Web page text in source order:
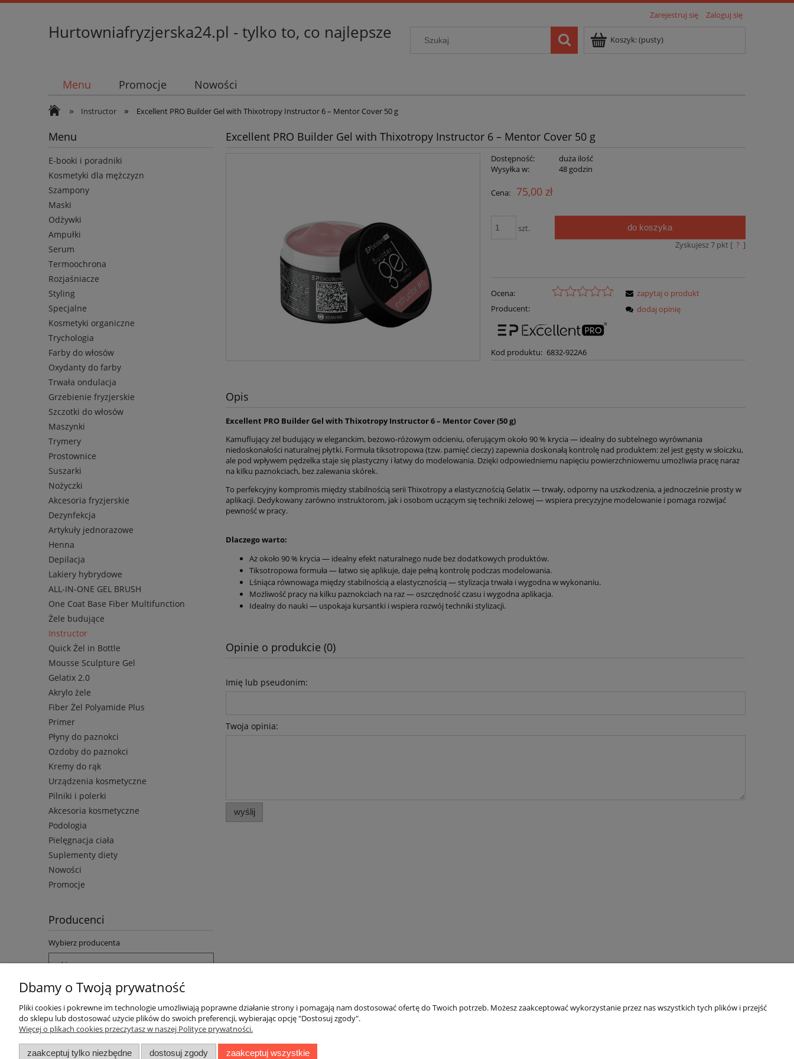
Zarejestruj się Zaloguj się
Hurtowniafryzjerska24.pl - tylko to, co najlepsze Koszyk:(pusty)
Menu Promocje Nowości
» Instructor » Excellent PRO Builder Gel with Thixotropy Instructor 6 – Mentor Cover 50 g
Menu
E-booki i poradniki
Kosmetyki dla mężczyzn
Szampony
Maski
Odżywki
Ampułki
Serum
Termoochrona
Rozjaśniacze
Styling
Specjalne
Kosmetyki organiczne
Trychologia
Farby do włosów
Oxydanty do farby
Trwała ondulacja
Grzebienie fryzjerskie
Szczotki do włosów
Maszynki
Trymery
Prostownice
Suszarki
Nożyczki
Akcesoria fryzjerskie
Dezynfekcja
Artykuły jednorazowe
Henna
Depilacja
Lakiery hybrydowe
ALL-IN-ONE GEL BRUSH
One Coat Base Fiber Multifunction
Żele budujące
Instructor
Quick Żel in Bottle
Mousse Sculpture Gel
Gelatix 2.0
Akrylo żele
Fiber Żel Polyamide Plus
Primer
Płyny do paznokci
Ozdoby do paznokci
Kremy do rąk
Urządzenia kosmetyczne
Pilniki i polerki
Akcesoria kosmetyczne
Podologia
Pielęgnacja ciała
Suplementy diety
Nowości
Promocje
Producenci
Wybierz producenta
Excellent PRO Builder Gel with Thixotropy Instructor 6 – Mentor Cover 50 g
Dostępność:
duża ilość
Wysyłka w:
48 godzin
Cena: 75,00 zł
szt. do koszyka
Zyskujesz7pkt [ ? ]
Ocena:
Producent:
Kod produktu: 6832-922A6
zapytaj o produkt
dodaj opinię
Opis
Excellent PRO Builder Gel with Thixotropy Instructor 6 – Mentor Cover (50 g)
Kamuflujący żel budujący w eleganckim, beżowo-różowym odcieniu, oferującym około 90 % krycia — idealny do subtelnego wyrównania
niedoskonałości naturalnej płytki. Formuła tiksotropowa (tzw. pamięć cieczy) zapewnia doskonałą kontrolę nad produktem: żel jest gęsty w słoiczku,
ale pod wpływem pędzelka staje się plastyczny i łatwy do modelowania. Dzięki odpowiedniemu napięciu powierzchniowemu umożliwia pracę naraz
na kilku paznokciach, bez zalewania skórek.
To perfekcyjny kompromis między stabilnością serii Thixotropy a elastycznością Gelatix — trwały, odporny na uszkodzenia, a jednocześnie prosty w
aplikacji. Dedykowany zarówno instruktorom, jak i osobom uczącym się techniki żelowej — wspiera precyzyjne modelowanie i pomaga rozwijać
pewność w pracy.
Dlaczego warto:
Aż około 90 % krycia — idealny efekt naturalnego nude bez dodatkowych produktów.
Tiksotropowa formuła — łatwo się aplikuje, daje pełną kontrolę podczas modelowania.
Lśniąca równowaga między stabilnością a elastycznością — stylizacja trwała i wygodna w wykonaniu.
Możliwość pracy na kilku paznokciach na raz — oszczędność czasu i wygodna aplikacja.
Idealny do nauki — uspokaja kursantki i wspiera rozwój techniki stylizacji.
Opinie o produkcie (0)
Imię lub pseudonim:
Twoja opinia:
wyślij
Pomoc
Informacje o cookie
Moje konto
Twoje zamówienia
Dbamy o Twoją prywatność
Pliki cookies i pokrewne im technologie umożliwiają poprawne działanie strony i pomagają nam dostosować ofertę do Twoich potrzeb. Możesz zaakceptować wykorzystanie przez nas wszystkich tych plików i przejść
do sklepu lub dostosować użycie plików do swoich preferencji, wybierając opcję "Dostosuj zgody".
Więcej o plikach cookies przeczytasz w naszej Polityce prywatności.
zaakceptuj tylko niezbędne dostosuj zgody zaakceptuj wszystkie